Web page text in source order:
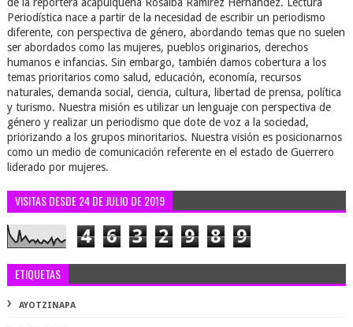
Periodística nace a partir de la necesidad de escribir un periodismo
diferente, con perspectiva de género, abordando temas que no suelen
ser abordados como las mujeres, pueblos originarios, derechos
humanos e infancias. Sin embargo, también damos cobertura a los
temas prioritarios como salud, educación, economía, recursos
naturales, demanda social, ciencia, cultura, libertad de prensa, política
y turismo. Nuestra misión es utilizar un lenguaje con perspectiva de
género y realizar un periodismo que dote de voz a la sociedad,
priorizando a los grupos minoritarios. Nuestra visión es posicionarnos
como un medio de comunicación referente en el estado de Guerrero
liderado por mujeres.
VISITAS DESDE 24 DE JULIO DE 2019
4 6 3 2 9 8 9
ETIQUETAS
AYOTZINAPA